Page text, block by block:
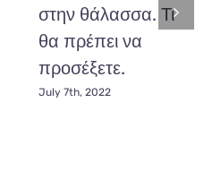
τις
μέρες.
στην θάλασσα. Τι
θα πρέπει να
προσέξετε.
July 7th, 2022